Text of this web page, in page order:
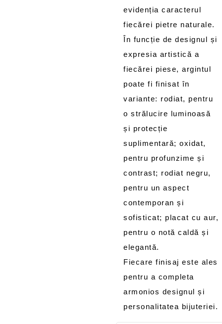
evidenția caracterul
fiecărei pietre naturale.
În funcție de designul și
expresia artistică a
fiecărei piese, argintul
poate fi finisat în
variante: rodiat, pentru
o strălucire luminoasă
și protecție
suplimentară; oxidat,
pentru profunzime și
contrast; rodiat negru,
pentru un aspect
contemporan și
sofisticat; placat cu aur,
pentru o notă caldă și
elegantă.
Fiecare finisaj este ales
pentru a completa
armonios designul și
personalitatea bijuteriei.